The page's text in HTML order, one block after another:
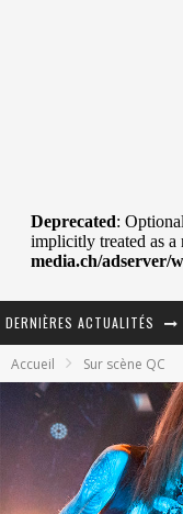
DERNIÈRES ACTUALITÉS
Accueil Sur scène QC